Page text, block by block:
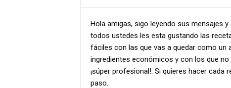
Hola amigas, sigo leyendo sus mensajes
todos ustedes les esta gustando las
fáciles con las que vas a quedar como un
ingredientes económicos y con los que
¡súper profesional!. Si quieres hacer
paso.